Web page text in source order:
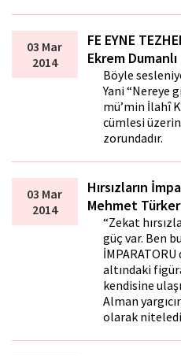
03 Mar
2014
FE EYNE
Ekrem Dumanlı
Böyle
Yani “Nereye
mü’min İlahî
cümlesi
zorundadır.
03 Mar
2014
Hırsızların
Mehmet Türker
“Zekat
güç var. Ben
altındaki
kendisine
Alman
olarak